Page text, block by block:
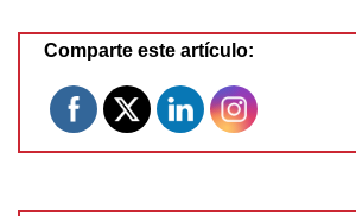
Comparte este artículo: